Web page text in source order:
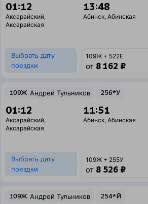
01:12
Аксарайский,
Аксарайская
13:48
Абинск, Абинская
Выбрать дату
поездки
109Ж + 522Е
от 8 162 ₽
109Ж Андрей Тульников 256*У
01:12
Аксарайский,
Аксарайская
11:51
Абинск, Абинская
Выбрать дату
поездки
109Ж + 255У
от 8 526 ₽
109Ж Андрей Тульников 254*Й